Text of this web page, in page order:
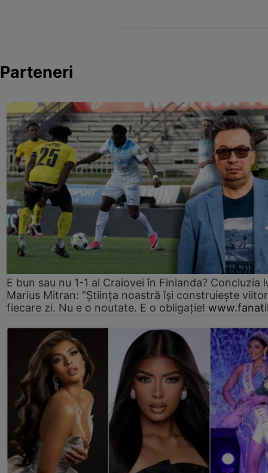
Parteneri
E bun sau nu 1-1 al Craiovei în Finlanda? Concluzia
Marius Mitran: “Știința noastră își construiește
fiecare zi. Nu e o noutate. E o obligație!